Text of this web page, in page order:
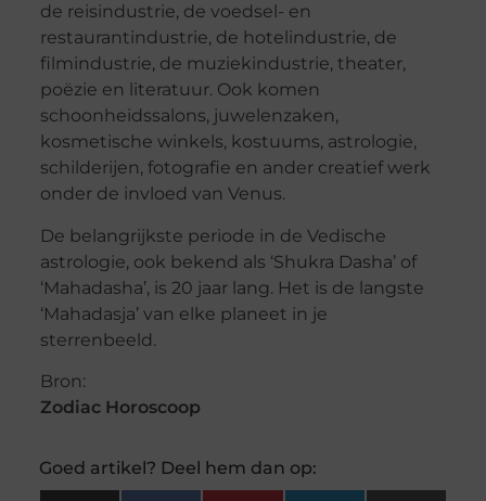
de reisindustrie, de voedsel- en
restaurantindustrie, de hotelindustrie, de
filmindustrie, de muziekindustrie, theater,
poëzie en literatuur. Ook komen
schoonheidssalons, juwelenzaken,
kosmetische winkels, kostuums, astrologie,
schilderijen, fotografie en ander creatief werk
onder de invloed van Venus.
De belangrijkste periode in de Vedische
astrologie, ook bekend als ‘Shukra Dasha’ of
‘Mahadasha’, is 20 jaar lang. Het is de langste
‘Mahadasja’ van elke planeet in je
sterrenbeeld.
Bron:
Zodiac Horoscoop
Goed artikel? Deel hem dan op: